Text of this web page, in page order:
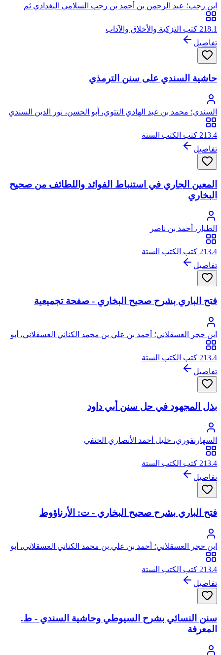
ابن رجب؛ عبد الرحمن بن أحمد بن رجب السلامي البغدادي ثم
الدمشقي، أبو الفرج، زين الدين
218.1 كتب التزكية والأخلاق والآداب
تفاصيل
حاشية السندي على سنن الترمذي
السندي؛ محمد بن عبد الهادي التتوي، أبو الحسن، نور الدين السندي
213.4 كتب الكتب الستة
تفاصيل
المعين الجاري في استنباط الفوائد واللطائف من صحيح
البخاري
الطيار، أحمد بن ناصر
213.4 كتب الكتب الستة
تفاصيل
فتح الباري بشرح صحيح البخاري - صفحة تجميعية
ابن حجر العسقلاني؛ أحمد بن علي بن محمد الكناني العسقلاني، أبو
الفضل، شهاب الدين، ابن حجر
213.4 كتب الكتب الستة
تفاصيل
بذل المجهود في حل سنن أبي داود
السهارنفوري، خليل أحمد الأنصاري الحنفي
213.4 كتب الكتب الستة
تفاصيل
فتح الباري بشرح صحيح البخاري - ت: الأرناؤوط
ابن حجر العسقلاني؛ أحمد بن علي بن محمد الكناني العسقلاني، أبو
الفضل، شهاب الدين، ابن حجر
213.4 كتب الكتب الستة
تفاصيل
سنن النسائي بشرح السيوطي وحاشية السندي - ط.
المعرفة